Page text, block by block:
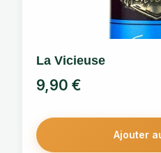
La Vicieuse
9,90 €
Ajouter